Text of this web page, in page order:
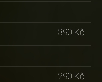
390 Kč
290 Kč